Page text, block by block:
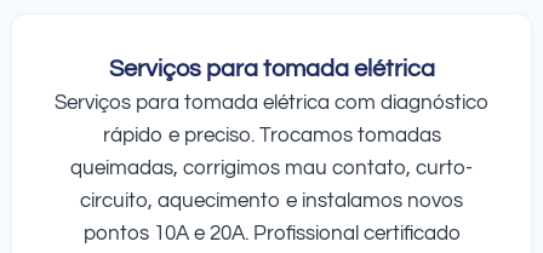
Serviços para tomada elétrica
Serviços para tomada elétrica com diagnóstico
rápido e preciso. Trocamos tomadas
queimadas, corrigimos mau contato, curto-
circuito, aquecimento e instalamos novos
pontos 10A e 20A. Profissional certificado